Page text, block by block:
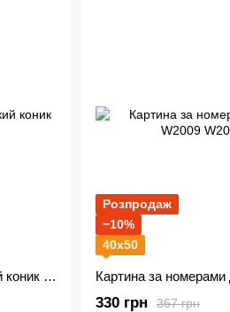
Картина за номерами Морський коник W4008
Розпродаж
−10%
40х50
Картина за
367 грн
330 грн